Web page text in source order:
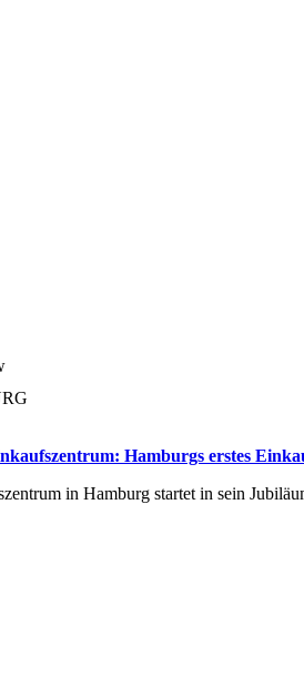
Hamburgs erstes
in Hamburg startet in sein